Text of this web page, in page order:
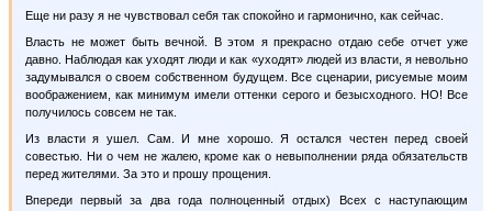
Еще ни разу я не чувствовал себя так спокойно и гармонично, как сейчас.
Власть не может быть вечной. В этом я прекрасно отдаю себе отчет уже
давно. Наблюдая как уходят люди и как «уходят» людей из власти, я невольно
задумывался о своем собственном будущем. Все сценарии, рисуемые моим
воображением, как минимум имели оттенки серого и безысходного. НО! Все
получилось совсем не так.
Из власти я ушел. Сам. И мне хорошо. Я остался честен перед своей
совестью. Ни о чем не жалею, кроме как о невыполнении ряда обязательств
перед жителями. За это и прошу прощения.
Впереди первый за два года полноценный отдых) Всех с наступающим